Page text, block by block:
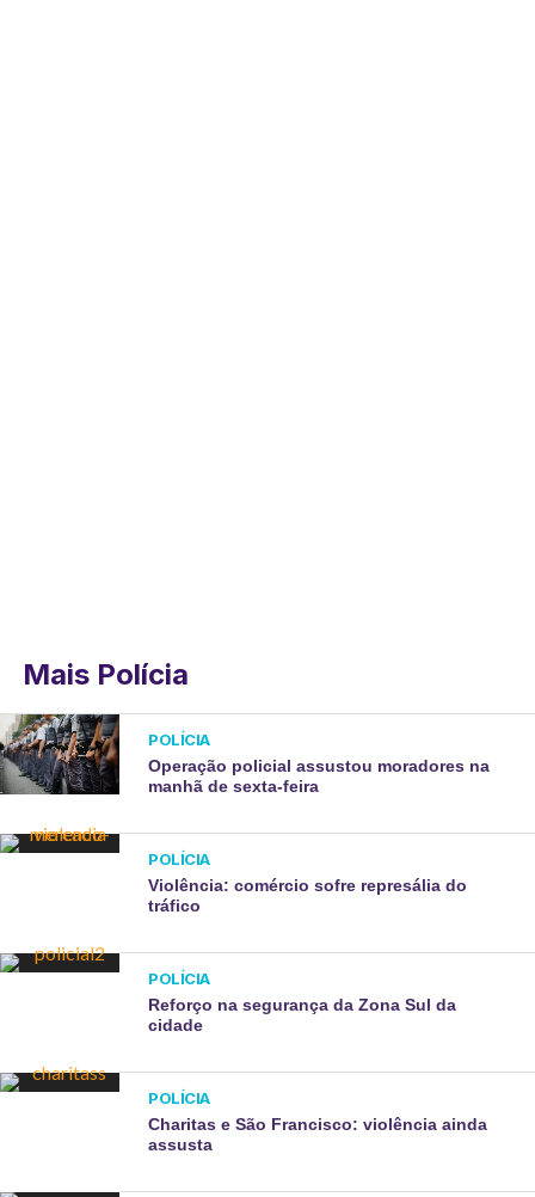
Mais Polícia
POLÍCIA
Operação policial assustou moradores na
manhã de sexta-feira
POLÍCIA
Violência: comércio sofre represália do
tráfico
POLÍCIA
Reforço na segurança da Zona Sul da
cidade
POLÍCIA
Charitas e São Francisco: violência ainda
assusta